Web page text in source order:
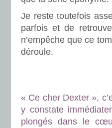
Je reste toutefois
parfois et de
n’empêche que ce
déroule.
« Ce cher Dexter »,
y constate
plongés dans le